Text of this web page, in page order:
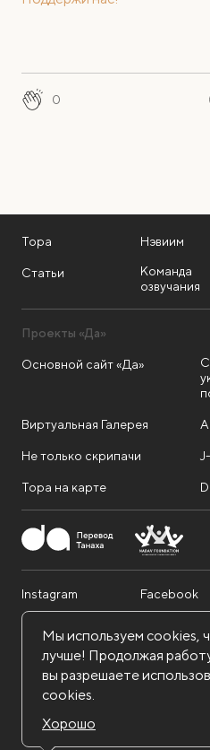
0
Тора Нэвиим
Статьи
Команда
озвучания
Проекты «Да»
Основной сайт «Да»
Виртуальная Галерея
Не только скрипачи
Тора на карте
Instagram Facebook
Nadav Foundation. Все права
Политика конфиденциальности
Правила использования сайта
Мы используем cookies,
лучше! Продолжая
вы разрешаете
cookies.
Хорошо